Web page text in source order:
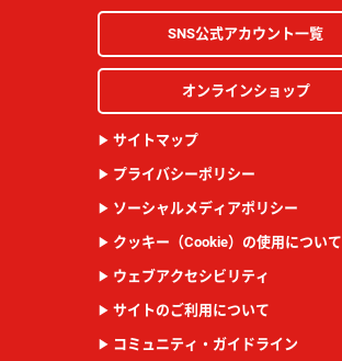
サイトマップ
プライバシーポリシー
ソーシャルメディアポリシー
クッキー（Cookie）の使用について
ウェブアクセシビリティ
サイトのご利用について
コミュニティ・ガイドライン
SNS公式アカウント一覧
オンラインショップ